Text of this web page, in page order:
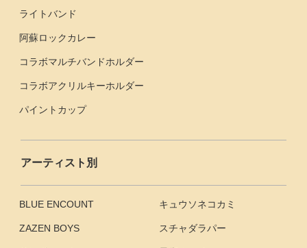
ライトバンド
阿蘇ロックカレー
コラボマルチバンドホルダー
コラボアクリルキーホルダー
パイントカップ
アーティスト別
BLUE ENCOUNT キュウソネコカミ
ZAZEN BOYS スチャダラパー